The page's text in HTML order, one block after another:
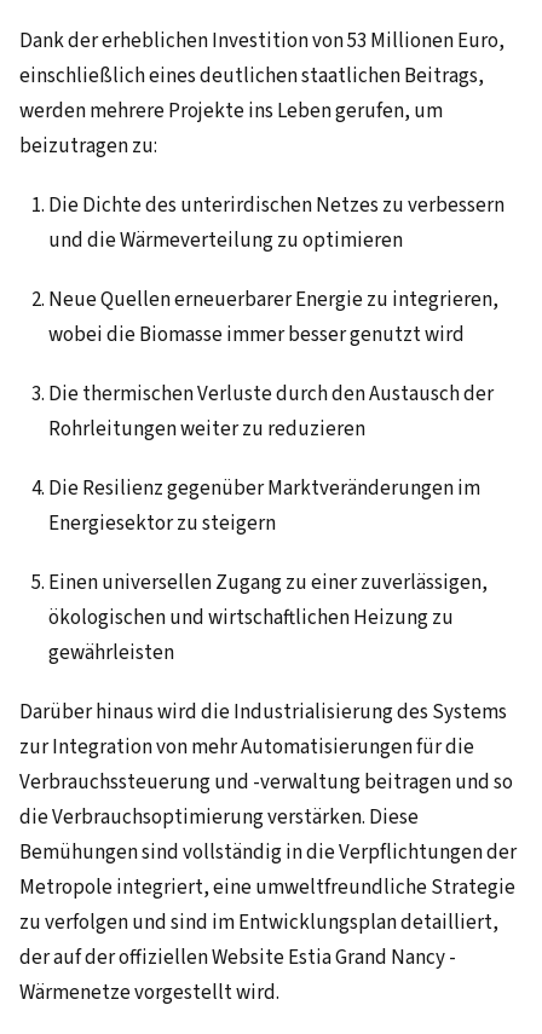
Dank der erheblichen Investition von 53 Millionen Euro,
einschließlich eines deutlichen staatlichen Beitrags,
werden mehrere Projekte ins Leben gerufen, um
beizutragen zu:
Die Dichte des unterirdischen Netzes zu verbessern
und die Wärmeverteilung zu optimieren
Neue Quellen erneuerbarer Energie zu integrieren,
wobei die Biomasse immer besser genutzt wird
Die thermischen Verluste durch den Austausch der
Rohrleitungen weiter zu reduzieren
Die Resilienz gegenüber Marktveränderungen im
Energiesektor zu steigern
Einen universellen Zugang zu einer zuverlässigen,
ökologischen und wirtschaftlichen Heizung zu
gewährleisten
Darüber hinaus wird die Industrialisierung des Systems
zur Integration von mehr Automatisierungen für die
Verbrauchssteuerung und -verwaltung beitragen und so
die Verbrauchsoptimierung verstärken. Diese
Bemühungen sind vollständig in die Verpflichtungen der
Metropole integriert, eine umweltfreundliche Strategie
zu verfolgen und sind im Entwicklungsplan detailliert,
der auf der offiziellen Website Estia Grand Nancy -
Wärmenetze vorgestellt wird.